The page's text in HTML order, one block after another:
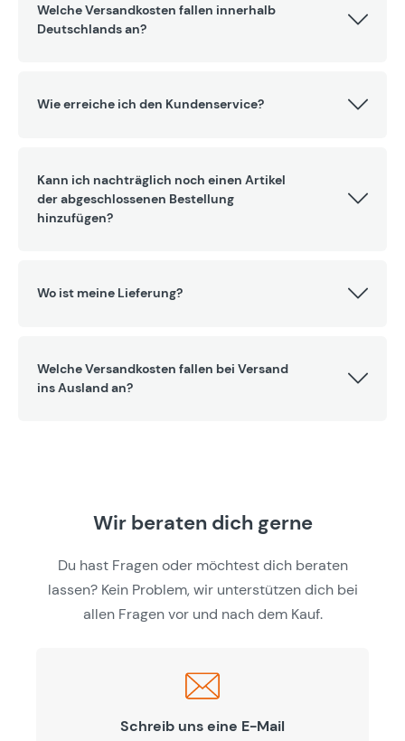
Welche Versandkosten fallen innerhalb
Deutschlands an?
Wie erreiche ich den Kundenservice?
Kann ich nachträglich noch einen Artikel
der abgeschlossenen Bestellung
hinzufügen?
Wo ist meine Lieferung?
Welche Versandkosten fallen bei Versand
ins Ausland an?
Wir beraten dich gerne
Du hast Fragen oder möchtest dich beraten
lassen? Kein Problem, wir unterstützen dich bei
allen Fragen vor und nach dem Kauf.
Schreib uns eine E-Mail